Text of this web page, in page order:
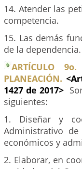
14. Atender las
competencia.
15. Las demás
de la dependencia.
ARTÍCULO
PLANEACIÓN.
1427 de 2017>
siguientes:
1. Diseñar y
Administrativo
económicos y
2. Elaborar, en